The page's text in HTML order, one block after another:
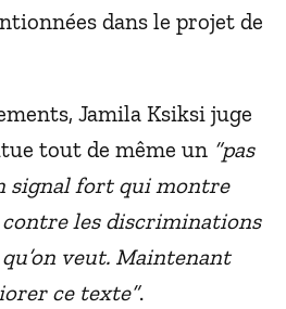
dans le projet de
Jamila Ksiksi juge
tout de même un “pas
signal fort qui montre
contre les discriminations
veut. Maintenant
ce texte”.